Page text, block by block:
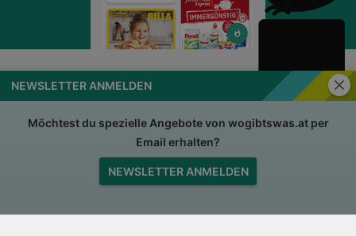
NEWSLETTER ANMELDEN
Möchtest du spezielle Angebote von wogibtswas.at per
Email erhalten?
NEWSLETTER ANMELDEN
wogibtswas.at Impressum
Nutzungsbedingungen AGB
Datenschutzerklärung
Jobs